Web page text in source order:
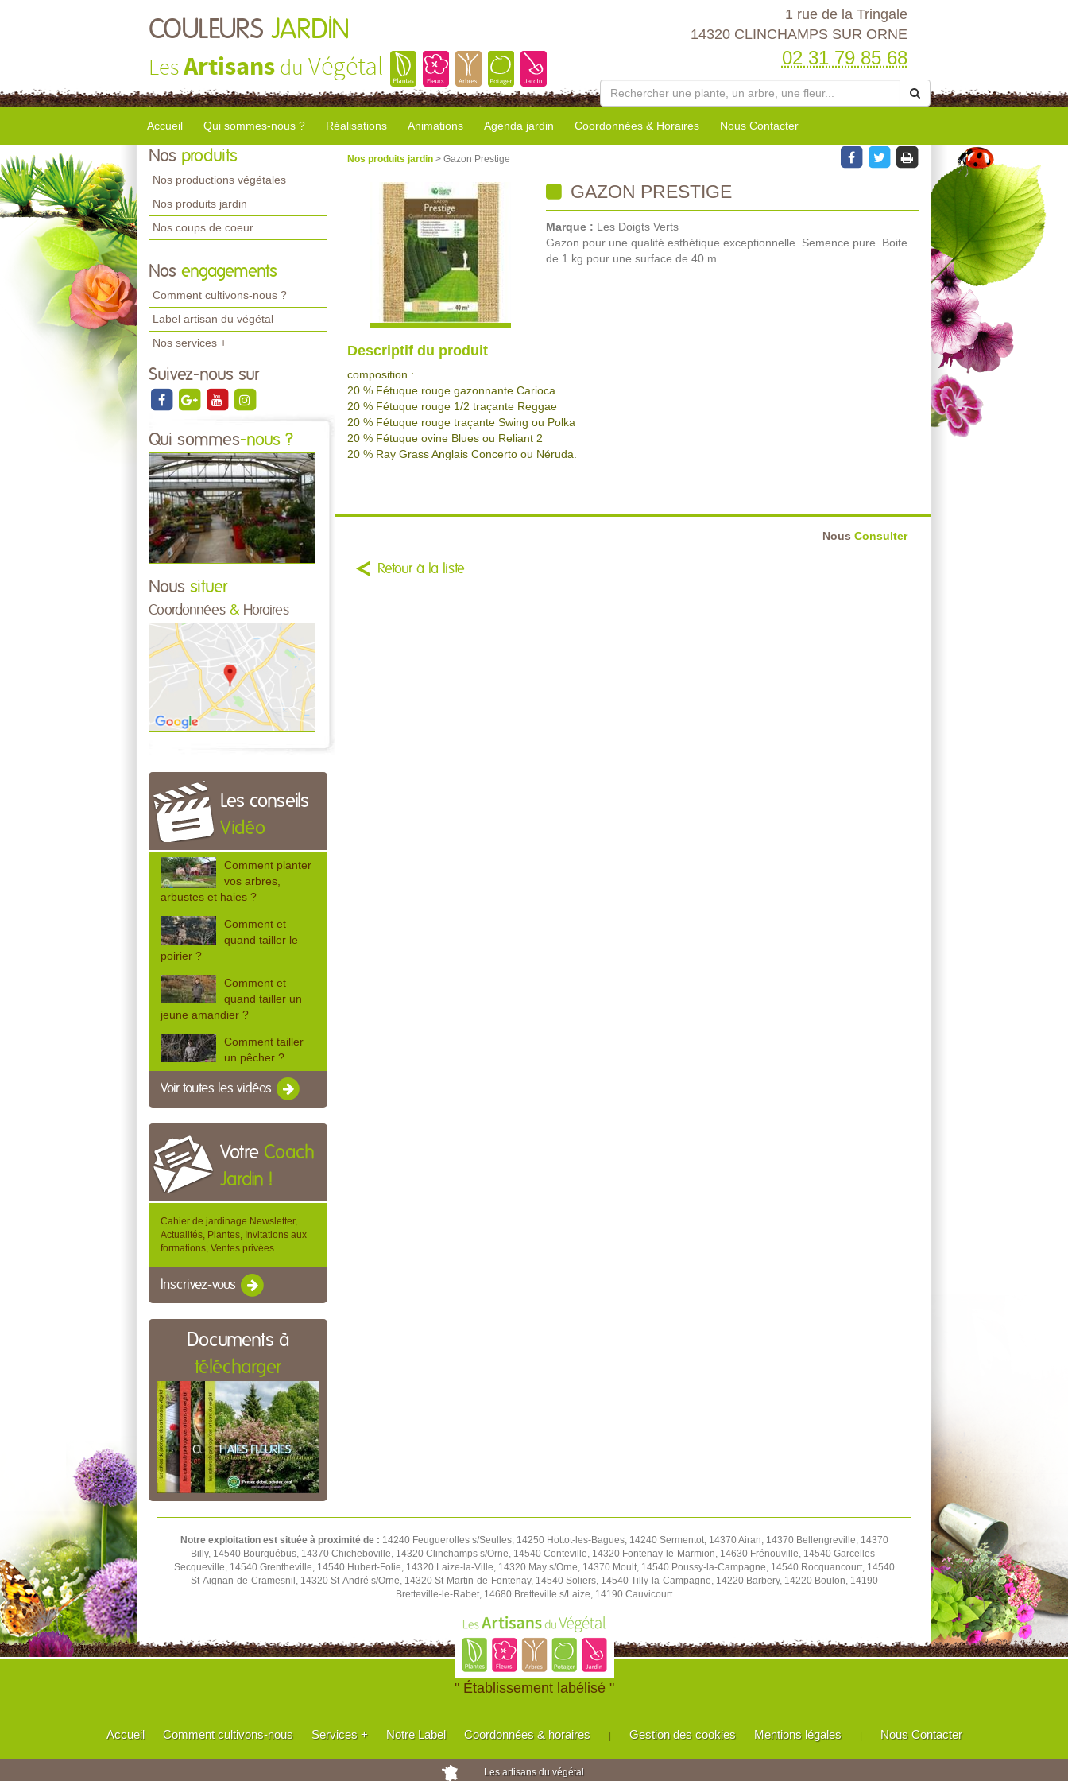
COULEURS JARDIN
LesArtisans du Végétal
1 rue de la Tringale
14320 CLINCHAMPS SUR ORNE
02 31 79 85 68
Accueil Qui sommes-nous ? Réalisations Animations Agenda jardin Coordonnées & Horaires Nous Contacter
Nos produits
Nos productions végétales
Nos produits jardin
Nos coups de coeur
Nos engagements
Comment cultivons-nous ?
Label artisan du végétal
Nos services +
Suivez-nous sur
Qui sommes-nous ?
Nous situer
Coordonnées & Horaires
Les conseils
Vidéo
Comment planter
vos arbres,
arbustes et haies ?
Comment et
quand tailler le
poirier ?
Comment et
quand tailler un
jeune amandier ?
Comment tailler
un pêcher ?
Voir toutes les vidéos
Votre Coach
Jardin !
Cahier de jardinage Newsletter,
Actualités, Plantes, Invitations aux
formations, Ventes privées...
Inscrivez-vous
Documents à
télécharger
Nos produits jardin > Gazon Prestige
GAZON PRESTIGE
Marque : Les Doigts Verts
Gazon pour une qualité esthétique exceptionnelle. Semence pure. Boite
de 1 kg pour une surface de 40 m
Descriptif du produit
composition :
20 % Fétuque rouge gazonnante Carioca
20 % Fétuque rouge 1/2 traçante Reggae
20 % Fétuque rouge traçante Swing ou Polka
20 % Fétuque ovine Blues ou Reliant 2
20 % Ray Grass Anglais Concerto ou Néruda.
Nous Consulter
Retour à la liste
Notre exploitation est située à proximité de : 14240 Feuguerolles s/Seulles, 14250 Hottot-les-Bagues, 14240 Sermentot, 14370 Airan, 14370 Bellengreville, 14370
Billy, 14540 Bourguébus, 14370 Chicheboville, 14320 Clinchamps s/Orne, 14540 Conteville, 14320 Fontenay-le-Marmion, 14630 Frénouville, 14540 Garcelles-
Secqueville, 14540 Grentheville, 14540 Hubert-Folie, 14320 Laize-la-Ville, 14320 May s/Orne, 14370 Moult, 14540 Poussy-la-Campagne, 14540 Rocquancourt, 14540
St-Aignan-de-Cramesnil, 14320 St-André s/Orne, 14320 St-Martin-de-Fontenay, 14540 Soliers, 14540 Tilly-la-Campagne, 14220 Barbery, 14220 Boulon, 14190
Bretteville-le-Rabet, 14680 Bretteville s/Laize, 14190 Cauvicourt
" Établissement labélisé "
Accueil Comment cultivons-nous Services + Notre Label Coordonnées & horaires Gestion des cookies Mentions légales Nous Contacter
Les artisans du végétal